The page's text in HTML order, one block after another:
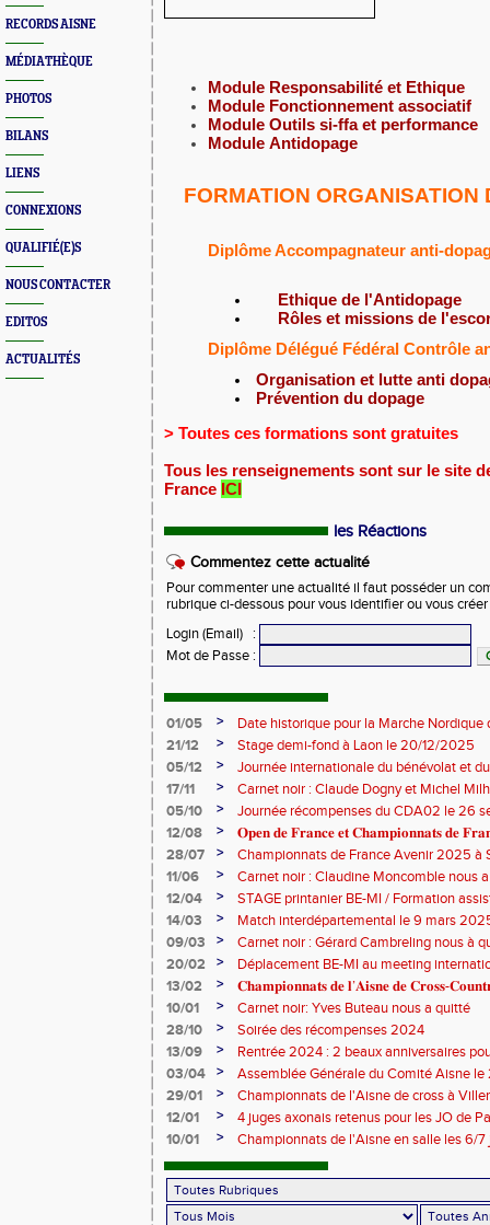
RECORDS AISNE
MÉDIATHÈQUE
PHOTOS
BILANS
LIENS
CONNEXIONS
QUALIFIÉ(E)S
NOUS CONTACTER
EDITOS
ACTUALITÉS
Module Responsabilité et Ethique
Module Fonctionnement associatif
Module Outils si-ffa et performance
Module Antidopage
FORMATION ORGANISATION
Diplôme Accompagnateur anti-
Ethique de l'Antidopage
Rôles et missions de
Diplôme Délégué Fédéral Contrôle
Organisation et lutte anti
Prévention du dopage
> Toutes ces formations sont gratuites
Tous les renseignements sont sur le site
France ICI
les Réactions
Commentez cette actualité
Pour commenter une actualité il faut posséder un
rubrique ci-dessous pour vous identifier ou vous
Login (Email)
:
Mot de Passe :
01/05 >
Date historique pour la Marche Nordique
21/12
>
Stage demi-fond à Laon le 20/12/2025
05/12
>
Journée internationale du bénévolat et
17/11
>
Carnet noir : Claude Dogny et Michel
05/10
>
Journée récompenses du CDA02 le 26
12/08
>
𝐎𝐩𝐞𝐧 𝐝𝐞 𝐅𝐫𝐚𝐧𝐜𝐞 𝐞𝐭 𝐂𝐡𝐚𝐦𝐩𝐢𝐨𝐧𝐧𝐚𝐭𝐬 𝐝𝐞
28/07
>
Championnats de France Avenir 2025 à
11/06
>
Carnet noir : Claudine Moncomble nous
12/04
>
STAGE printanier BE-MI / Formation
14/03
>
Match interdépartemental le 9 mars
09/03
>
Carnet noir : Gérard Cambreling nous à
20/02
>
Déplacement BE-MI au meeting
13/02
>
𝐂𝐡𝐚𝐦𝐩𝐢𝐨𝐧𝐧𝐚𝐭𝐬 𝐝𝐞 𝐥’𝐀𝐢𝐬𝐧𝐞 𝐝𝐞 𝐂𝐫𝐨𝐬𝐬-
10/01
>
Carnet noir: Yves Buteau nous a quitté
28/10
>
Soirée des récompenses 2024
13/09
>
Rentrée 2024 : 2 beaux anniversaires
l'ACCT et le CA Belleu
03/04 >
Assemblée Générale du Comité Aisne
29/01
>
Championnats de l'Aisne de cross à
2024
12/01 >
4 juges axonais retenus pour les JO de
10/01
> Championnats de l'Aisne en salle les 6/